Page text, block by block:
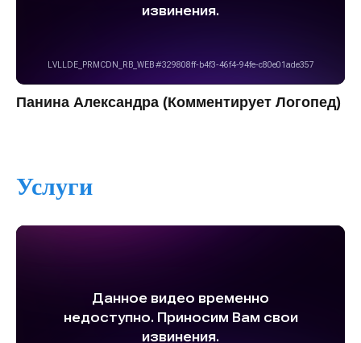
Панина Александра (Комментирует Логопед)
Услуги